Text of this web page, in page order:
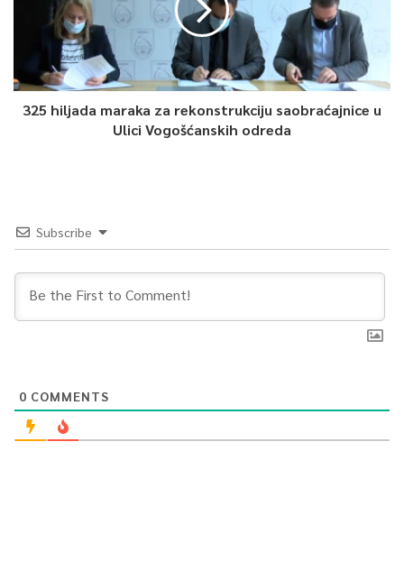
325 hiljada maraka za rekonstrukciju saobraćajnice u
Ulici Vogošćanskih odreda
Subscribe
0 COMMENTS